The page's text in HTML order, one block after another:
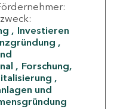
Investieren
Forschung,
und